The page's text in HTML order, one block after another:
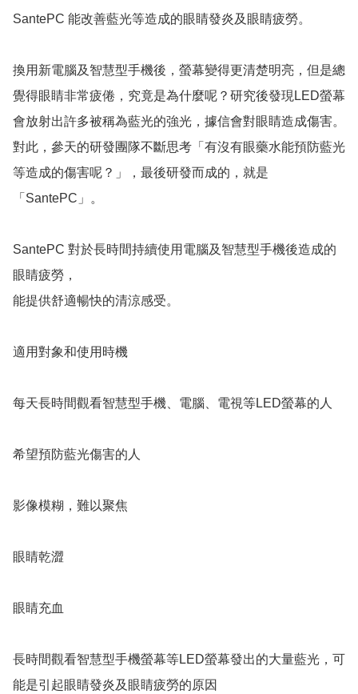
SantePC 能改善藍光等造成的眼睛發炎及眼睛疲勞。
換用新電腦及智慧型手機後，螢幕變得更清楚明亮，但是總
覺得眼睛非常疲倦，究竟是為什麼呢？研究後發現LED螢幕
會放射出許多被稱為藍光的強光，據信會對眼睛造成傷害。
對此，參天的研發團隊不斷思考「有沒有眼藥水能預防藍光
等造成的傷害呢？」，最後研發而成的，就是
「SantePC」。
SantePC 對於長時間持續使用電腦及智慧型手機後造成的
眼睛疲勞，
能提供舒適暢快的清涼感受。
適用對象和使用時機
每天長時間觀看智慧型手機、電腦、電視等LED螢幕的人
希望預防藍光傷害的人
影像模糊，難以聚焦
眼睛乾澀
眼睛充血
長時間觀看智慧型手機螢幕等LED螢幕發出的大量藍光，可
能是引起眼睛發炎及眼睛疲勞的原因